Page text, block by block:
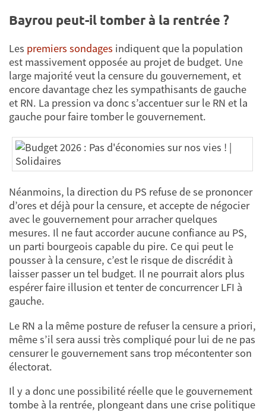
Bayrou peut-il tomber à la rentrée ?
Les premiers sondages indiquent que la population
est massivement opposée au projet de budget. Une
large majorité veut la censure du gouvernement, et
encore davantage chez les sympathisants de gauche
et RN. La pression va donc s’accentuer sur le RN et la
gauche pour faire tomber le gouvernement.
Néanmoins, la direction du PS refuse de se prononcer
d’ores et déjà pour la censure, et accepte de négocier
avec le gouvernement pour arracher quelques
mesures. Il ne faut accorder aucune confiance au PS,
un parti bourgeois capable du pire. Ce qui peut le
pousser à la censure, c’est le risque de discrédit à
laisser passer un tel budget. Il ne pourrait alors plus
espérer faire illusion et tenter de concurrencer LFI à
gauche.
Le RN a la même posture de refuser la censure a priori,
même s’il sera aussi très compliqué pour lui de ne pas
censurer le gouvernement sans trop mécontenter son
électorat.
Il y a donc une possibilité réelle que le gouvernement
tombe à la rentrée, plongeant dans une crise politique